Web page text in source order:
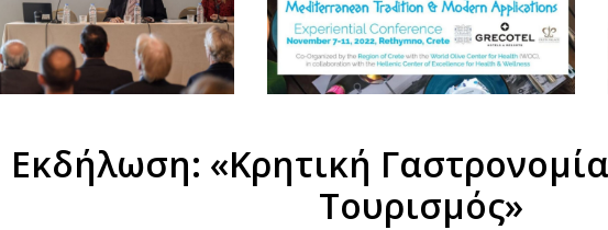
Εκδήλωση: «Κρητική
Τουρισμός»